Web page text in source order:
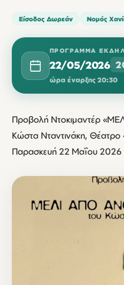
Είσοδος Δωρεάν Νομός
ΠΡΌΓΡΑΜΜΑ
22/05/2026
ώρα έναρξης 20:30
Προβολή Ντοκιμαντέρ
Κώστα Νταντινάκη,
Παρασκευή 22 Μαΐου